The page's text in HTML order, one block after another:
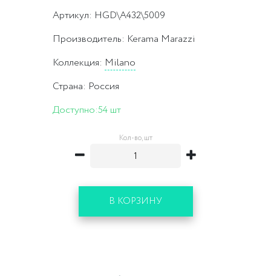
Артикул: HGD\A432\5009
Производитель: Kerama Marazzi
Коллекция: Milano
Страна: Россия
Доступно:54 шт
Кол-во, шт
В КОРЗИНУ